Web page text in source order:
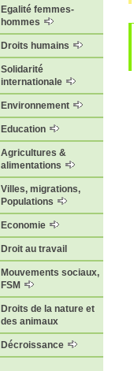
Egalité femmes-
hommes
Droits humains
Solidarité
internationale
Environnement
Education
Agricultures &
alimentations
Villes, migrations,
Populations
Economie
Droit au travail
Mouvements sociaux,
FSM
Droits de la nature et
des animaux
Décroissance